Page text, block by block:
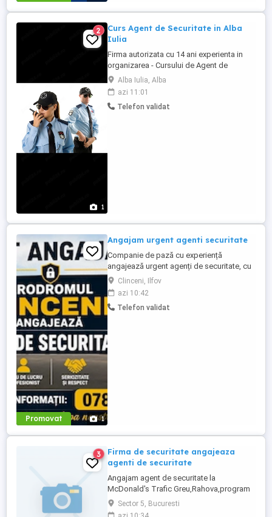
1
2
Curs Agent de Securitate in Alba
Iulia
Firma autorizata cu 14 ani experienta in
organizarea - Cursului de Agent de
Securitate facem inscrieri in Alba Iulia
pentru serie noua de cursuri pentru
atestat. Relatii la telefon
Alba Iulia, Alba
azi 11:01
Telefon validat
Promovat 1
Angajam urgent agenti securitate
Companie de pază cu experiență
angajează urgent agenți de securitate, cu
sau fără atestat, pentru obiectiv aflat in
zona CLINCENI. Oferim program de lucru
în ture și salariu atractiv. Pentru detalii
suplimentare, vă rugăm să ne contactați la
Clinceni, Ilfov
azi 10:42
Telefon validat
3
Firma de securitate angajeaza
agenti de securitate
Angajam agent de securitate la
McDonald's Trafic Greu,Rahova,program
de 8.5h in fiecare zi de la 15.30-00.00,de
preferință până în 60 de ani!
Sector 5, Bucuresti